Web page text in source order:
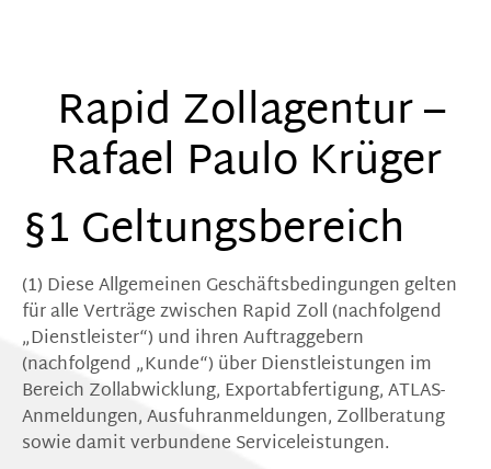
Rapid Zollagentur –
Rafael Paulo Krüger
§1 Geltungsbereich
(1) Diese Allgemeinen Geschäftsbedingungen gelten
für alle Verträge zwischen Rapid Zoll (nachfolgend
„Dienstleister“) und ihren Auftraggebern
(nachfolgend „Kunde“) über Dienstleistungen im
Bereich Zollabwicklung, Exportabfertigung, ATLAS-
Anmeldungen, Ausfuhranmeldungen, Zollberatung
sowie damit verbundene Serviceleistungen.